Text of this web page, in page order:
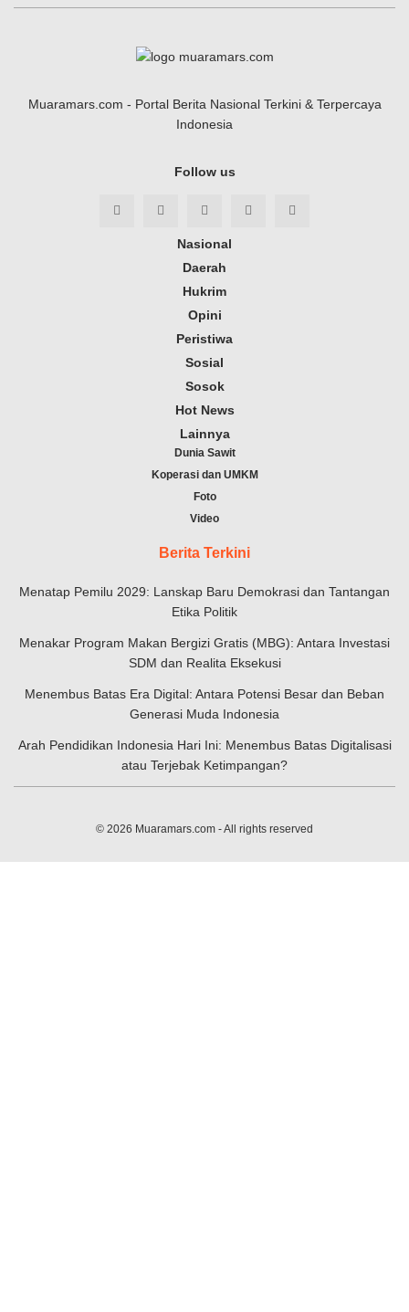
Muaramars.com - Portal Berita Nasional Terkini & Terpercaya
Indonesia
Follow us
Nasional
Daerah
Hukrim
Opini
Peristiwa
Sosial
Sosok
Hot News
Lainnya
Dunia Sawit
Koperasi dan UMKM
Foto
Video
Berita Terkini
Menatap Pemilu 2029: Lanskap Baru Demokrasi dan Tantangan
Etika Politik
Menakar Program Makan Bergizi Gratis (MBG): Antara Investasi
SDM dan Realita Eksekusi
Menembus Batas Era Digital: Antara Potensi Besar dan Beban
Generasi Muda Indonesia
Arah Pendidikan Indonesia Hari Ini: Menembus Batas Digitalisasi
atau Terjebak Ketimpangan?
© 2026 Muaramars.com - All rights reserved